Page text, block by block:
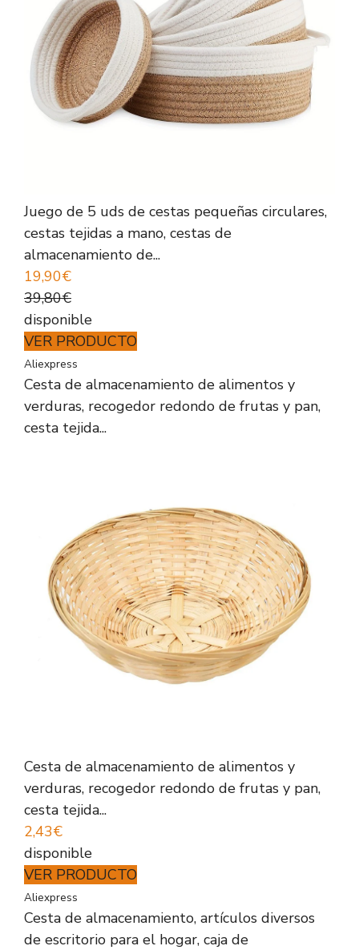
Juego de 5 uds de cestas pequeñas circulares,
cestas tejidas a mano, cestas de
almacenamiento de...
19,90€
39,80€
disponible
VER PRODUCTO
Aliexpress
Cesta de almacenamiento de alimentos y
verduras, recogedor redondo de frutas y pan,
cesta tejida...
Cesta de almacenamiento de alimentos y
verduras, recogedor redondo de frutas y pan,
cesta tejida...
2,43€
disponible
VER PRODUCTO
Aliexpress
Cesta de almacenamiento, artículos diversos
de escritorio para el hogar, caja de